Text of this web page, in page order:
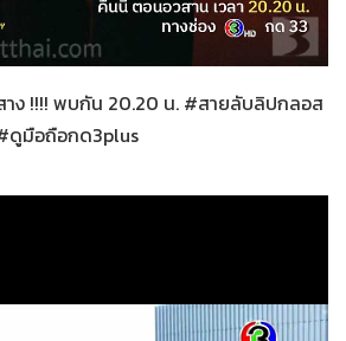
สายลับลิปกลอส
าง !!!! พบกัน 20.20 น. #สายลับลิปกลอส
ดูมือถือกด3plus